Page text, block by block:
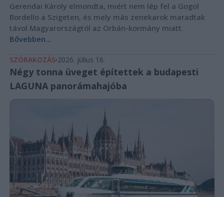
Gerendai Károly elmondta, miért nem lép fel a Gogol
Bordello a Szigeten, és mely más zenekarok maradtak
távol Magyarországtól az Orbán-kormány miatt.
Bővebben...
SZÓRAKOZÁS 2026. július 16.
Négy tonna üveget építettek a budapesti
LAGUNA panorámahajóba